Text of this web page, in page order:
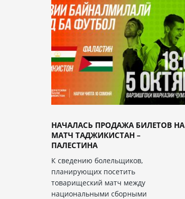
НАЧАЛАСЬ ПРОДАЖА БИЛЕТОВ НА
МАТЧ ТАДЖИКИСТАН –
ПАЛЕСТИНА
К сведению болельщиков,
планирующих посетить
товарищеский матч между
национальными сборными